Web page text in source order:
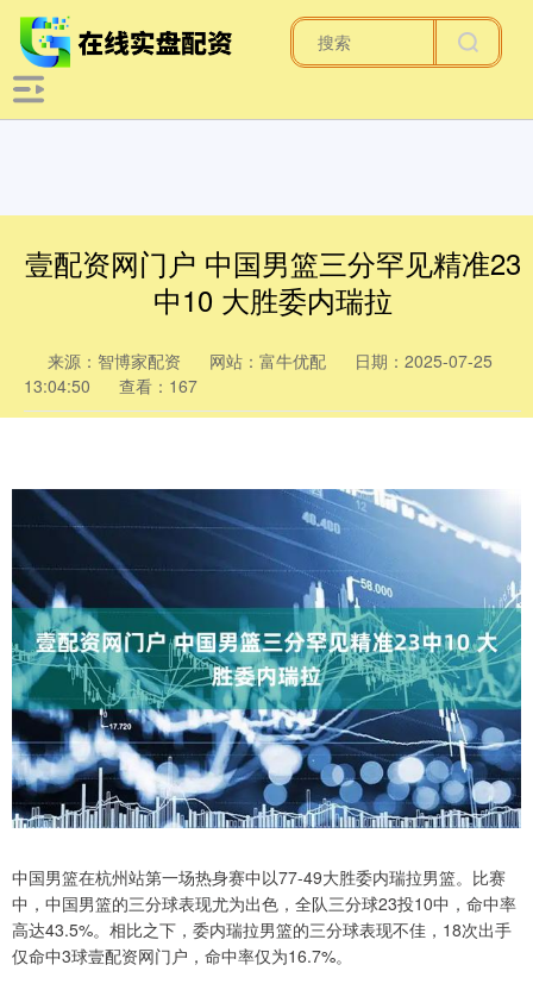
壹配资网门户 中国男篮三分罕见精准23
中10 大胜委内瑞拉
来源：智博家配资 网站：富牛优配
日期：2025-07-25
13:04:50
查看：167
中国男篮在杭州站第一场热身赛中以77-49大胜委内瑞拉男篮。比赛
中，中国男篮的三分球表现尤为出色，全队三分球23投10中，命中率
高达43.5%。相比之下，委内瑞拉男篮的三分球表现不佳，18次出手
仅命中3球壹配资网门户，命中率仅为16.7%。